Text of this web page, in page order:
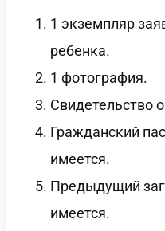
1 экземпляр
ребенка.
1 фотография.
Свидетельство
Гражданский
имеется.
Предыдущий
имеется.